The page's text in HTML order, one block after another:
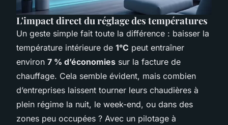
L'impact direct du réglage des températures
Un geste simple fait toute la différence : baisser la
température intérieure de 1°C peut entraîner
environ 7 % d’économies sur la facture de
chauffage. Cela semble évident, mais combien
d’entreprises laissent tourner leurs chaudières à
plein régime la nuit, le week-end, ou dans des
zones peu occupées ? Avec un pilotage à